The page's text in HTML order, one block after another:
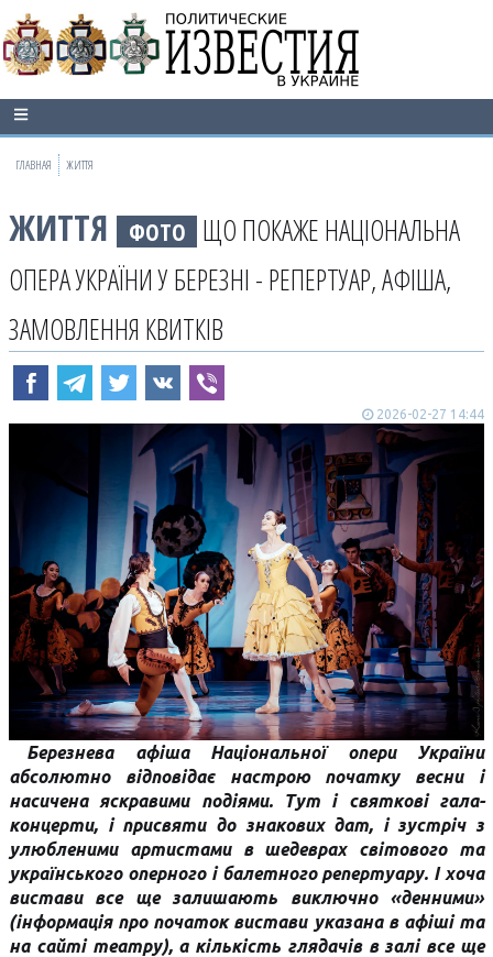
ГЛАВНАЯ ЖИТТЯ
ЖИТТЯ ФОТО ЩО ПОКАЖЕ НАЦІОНАЛЬНА
ОПЕРА УКРАЇНИ У БЕРЕЗНІ - РЕПЕРТУАР, АФІША,
ЗАМОВЛЕННЯ КВИТКІВ
2026-02-27 14:44
Березнева афіша Національної опери України
абсолютно відповідає настрою початку весни і
насичена яскравими подіями. Тут і святкові гала-
концерти, і присвяти до знакових дат, і зустріч з
улюбленими артистами в шедеврах світового та
українського оперного і балетного репертуару. І хоча
вистави все ще залишають виключно «денними»
(інформація про початок вистави указана в афіші та
на сайті театру), а кількість глядачів в залі все ще